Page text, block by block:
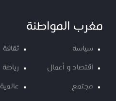
مغرب المواطنة
سياسة
اقتصاد و أعمال
مجتمع
ثقافة
رياضة
عالمية